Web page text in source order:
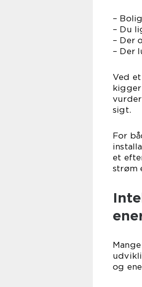
–
– Du
– Der
– Der
Ved
sigt.
For
et
strøm
og